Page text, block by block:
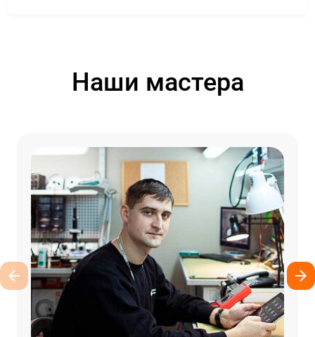
Наши мастера